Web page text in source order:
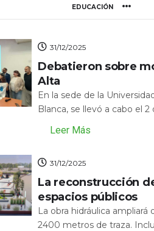
EDUCACIÓN
31/12/2025
Debatieron sobre
Alta
En la sede de la
Blanca, se llevó a cabo el
Leer Más
31/12/2025
La reconstrucción
espacios públicos
La obra hidráulica
2400 metros de traza.